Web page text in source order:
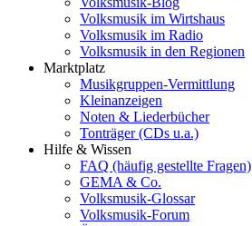
Volksmusik im Wirtshaus
Volksmusik im Radio
Volksmusik in den Regionen
Marktplatz
Musikgruppen-Vermittlung
Kleinanzeigen
Noten & Liederbücher
Tonträger (CDs u.a.)
Hilfe & Wissen
FAQ (häufig gestellte Fragen)
GEMA & Co.
Volksmusik-Glossar
Volksmusik-Forum